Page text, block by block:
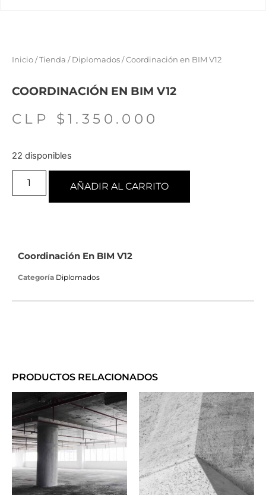
Inicio /Tienda / Diplomados / Coordinación en BIM V12
COORDINACIÓN EN BIM V12
CLP $ 1.350.000
22 disponibles
AÑADIR AL CARRITO
PRODUCTOS RELACIONADOS
Coordinación En BIM V12
Categoría Diplomados